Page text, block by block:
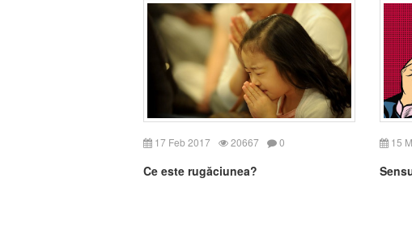
17 Feb 2017 20667 0
Ce este rugăciunea?
15